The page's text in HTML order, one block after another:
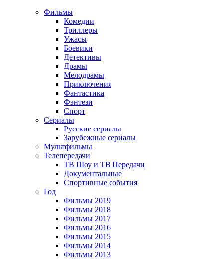
Фильмы
Комедии
Триллеры
Ужасы
Боевики
Детективы
Драмы
Мелодрамы
Приключения
Фантастика
Фэнтези
Спорт
Сериалы
Русские сериалы
Зарубежные сериалы
Мультфильмы
Телепередачи
ТВ Шоу и ТВ Передачи
Документальные
Спортивные события
Год
Фильмы 2019
Фильмы 2018
Фильмы 2017
Фильмы 2016
Фильмы 2015
Фильмы 2014
Фильмы 2013